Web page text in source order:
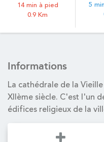
14 min à pied
0.9 Km
5
Informations
La cathédrale de la
XIIème siècle. C'est l'un
édifices religieux de la